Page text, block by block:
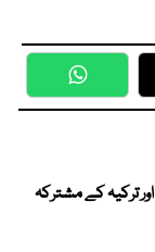
ترکیہ کے مشترکہ